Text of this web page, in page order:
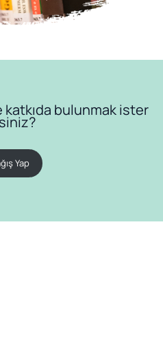
bulunmak ister
Yap